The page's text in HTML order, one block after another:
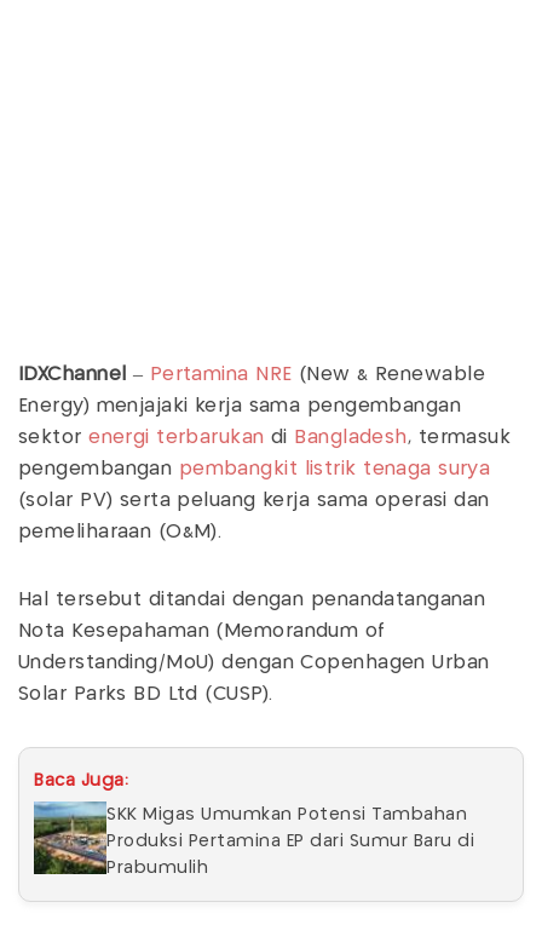
IDXChannel – Pertamina NRE (New & Renewable
Energy) menjajaki kerja sama pengembangan
sektorenergi terbarukan di Bangladesh, termasuk
pengembangan pembangkit listrik tenaga surya
(solar PV) serta peluang kerja sama operasi dan
pemeliharaan (O&M).
Hal tersebut ditandai dengan penandatanganan
Nota Kesepahaman (Memorandum of
Understanding/MoU) dengan Copenhagen Urban
Solar Parks BD Ltd (CUSP).
Baca Juga:
SKK Migas Umumkan Potensi Tambahan
Produksi Pertamina EP dari Sumur Baru di
Prabumulih